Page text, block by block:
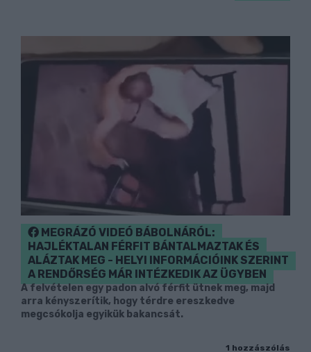
MEGRÁZÓ VIDEÓ BÁBOLNÁRÓL:
HAJLÉKTALAN FÉRFIT BÁNTALMAZTAK ÉS
ALÁZTAK MEG - HELYI INFORMÁCIÓINK SZERINT
A RENDŐRSÉG MÁR INTÉZKEDIK AZ ÜGYBEN
A felvételen egy padon alvó férfit ütnek meg, majd
arra kényszerítik, hogy térdre ereszkedve
megcsókolja egyikük bakancsát.
1 hozzászólás